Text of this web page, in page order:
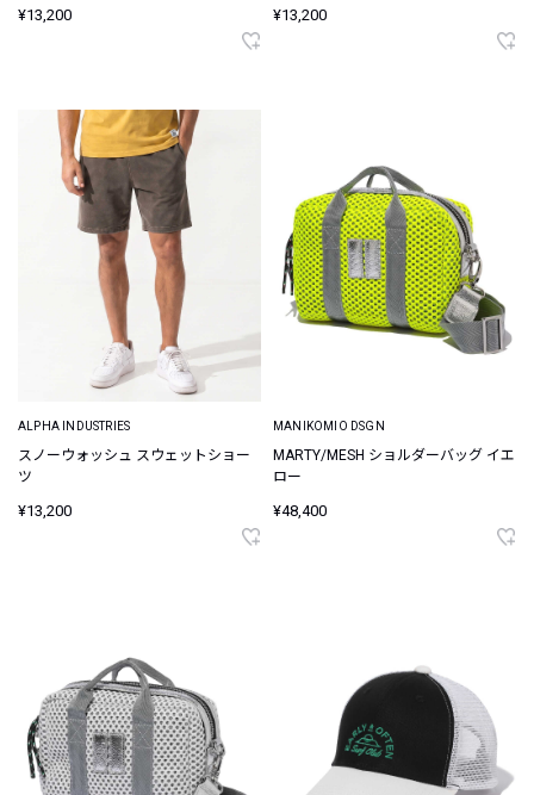
¥13,200 ¥13,200
ALPHA INDUSTRIES
スノーウォッシュ スウェットショー
ツ
¥13,200
MANIKOMIO DSGN
MARTY/MESH ショルダーバッグ イエ
ロー
¥48,400